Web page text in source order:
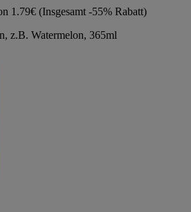
1.79€ (Insgesamt -55% Rabatt)
z.B. Watermelon, 365ml